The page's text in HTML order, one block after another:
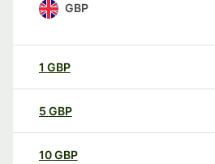
GBP
1 GBP
5 GBP
10GBP